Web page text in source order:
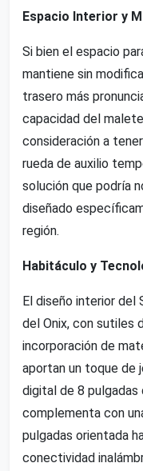
Espacio Interior y
Si bien el espacio
mantiene sin
trasero más
capacidad del
consideración a
rueda de auxilio
solución que podría
diseñado
región.
Habitáculo y
El diseño interior del
del Onix, con sutiles
incorporación de
aportan un toque de
digital de 8
complementa con
pulgadas orientada
conectividad